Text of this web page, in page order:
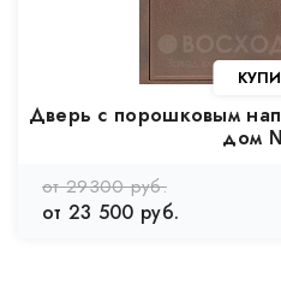
Дверь с порошковым
дом
от 29300 руб.
от 23 500 руб.